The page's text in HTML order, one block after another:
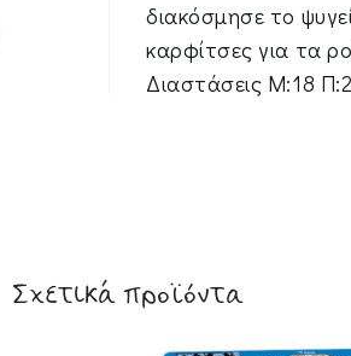
διακόσμησε το
καρφίτσες για τα
Διαστάσεις M:18
Σχετικά προϊόντα